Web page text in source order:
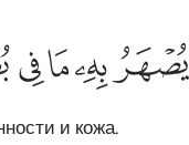
يصهر به ما في بطونهم
يُصْهَرُ بِهِۦ مَا فِى بُطُونِهِمْ
ﲣﲤﲥﲦ
и кожа.